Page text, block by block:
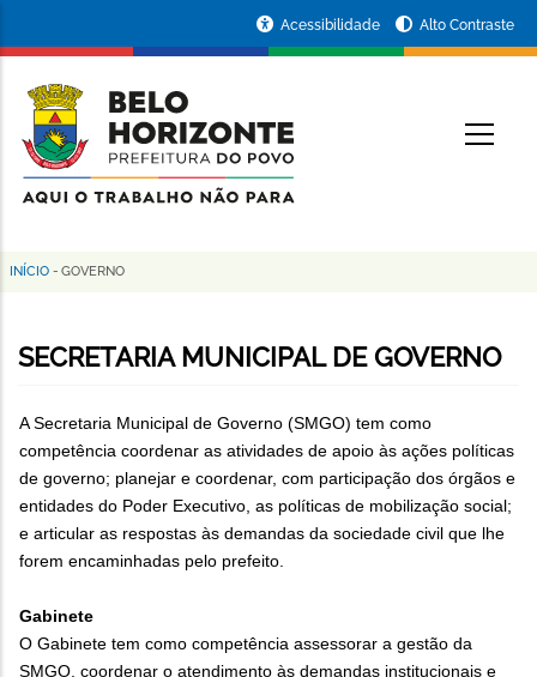
conteúdo
principal
da
Prefeitura
de
Horizonte
Acessibilidade Alto Contraste
Trilha
navegação
INÍCIO - GOVERNO
SECRETARIA MUNICIPAL DE GOVERNO
A Secretaria Municipal de Governo (SMGO) tem como
competência coordenar as atividades de apoio às ações políticas
de governo; planejar e coordenar, com participação dos órgãos e
entidades do Poder Executivo, as políticas de mobilização social;
e articular as respostas às demandas da sociedade civil que lhe
forem encaminhadas pelo prefeito.
Gabinete
O Gabinete tem como competência assessorar a gestão da
SMGO, coordenar o atendimento às demandas institucionais e